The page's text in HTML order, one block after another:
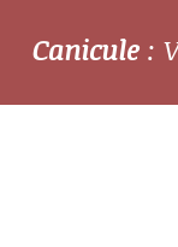
Canicule :